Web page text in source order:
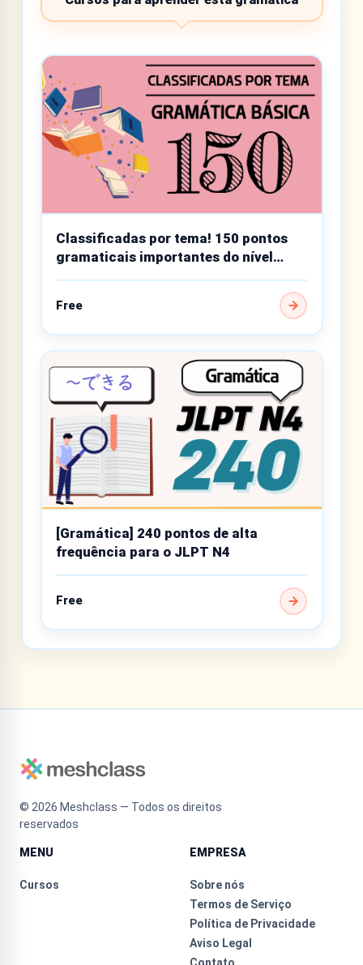
Classificadas por tema! 150 pontos
gramaticais importantes do nível
Free
[Gramática] 240 pontos de alta
frequência para o JLPT N4
Free
© 2026 Meshclass — Todos os direitos
reservados
MENU
Cursos
EMPRESA
Sobre nós
Termos de Serviço
Política de Privacidade
Aviso Legal